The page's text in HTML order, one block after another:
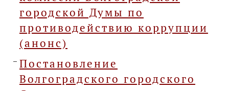
городской Думы по
противодействию коррупции
(анонс)
Постановление
Волгоградского городского